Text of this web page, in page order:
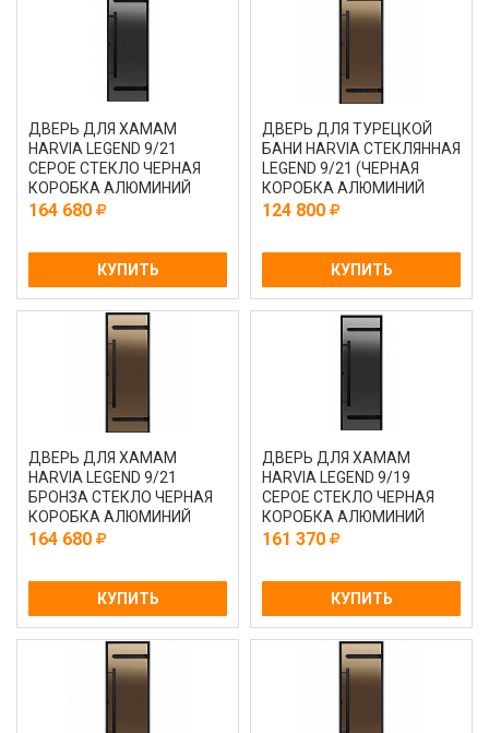
ДВЕРЬ ДЛЯ ХАМАМ
HARVIA LEGEND 9/21
СЕРОЕ СТЕКЛО ЧЕРНАЯ
КОРОБКА АЛЮМИНИЙ
164 680
КУПИТЬ
ДВЕРЬ ДЛЯ ТУРЕЦКОЙ
БАНИ HARVIA СТЕКЛЯННАЯ
LEGEND 9/21 (ЧЕРНАЯ
КОРОБКА АЛЮМИНИЙ
ПРОЗРАЧНАЯ DA92104L)
124 800
КУПИТЬ
ДВЕРЬ ДЛЯ ХАМАМ
HARVIA LEGEND 9/21
БРОНЗА СТЕКЛО ЧЕРНАЯ
КОРОБКА АЛЮМИНИЙ
164 680
КУПИТЬ
ДВЕРЬ ДЛЯ ХАМАМ
HARVIA LEGEND 9/19
СЕРОЕ СТЕКЛО ЧЕРНАЯ
КОРОБКА АЛЮМИНИЙ
161 370
КУПИТЬ